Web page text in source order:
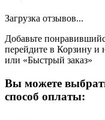
Загрузка отзывов...
Добавьте
перейдите в Корзину и
или «Быстрый заказ»
Вы можете
способ оплаты: